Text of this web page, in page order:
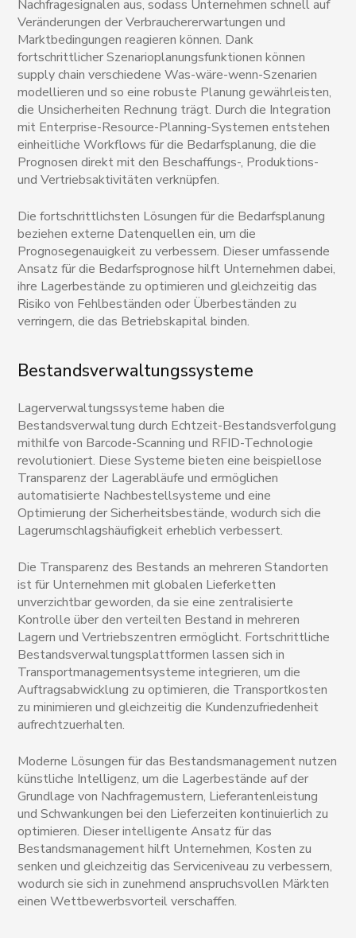
Nachfragesignalen aus, sodass Unternehmen schnell auf
Veränderungen der Verbrauchererwartungen und
Marktbedingungen reagieren können. Dank
fortschrittlicher Szenarioplanungsfunktionen können
supply chain verschiedene Was-wäre-wenn-Szenarien
modellieren und so eine robuste Planung gewährleisten,
die Unsicherheiten Rechnung trägt. Durch die Integration
mit Enterprise-Resource-Planning-Systemen entstehen
einheitliche Workflows für die Bedarfsplanung, die die
Prognosen direkt mit den Beschaffungs-, Produktions-
und Vertriebsaktivitäten verknüpfen.
Die fortschrittlichsten Lösungen für die Bedarfsplanung
beziehen externe Datenquellen ein, um die
Prognosegenauigkeit zu verbessern. Dieser umfassende
Ansatz für die Bedarfsprognose hilft Unternehmen dabei,
ihre Lagerbestände zu optimieren und gleichzeitig das
Risiko von Fehlbeständen oder Überbeständen zu
verringern, die das Betriebskapital binden.
Bestandsverwaltungssysteme
Lagerverwaltungssysteme haben die
Bestandsverwaltung durch Echtzeit-Bestandsverfolgung
mithilfe von Barcode-Scanning und RFID-Technologie
revolutioniert. Diese Systeme bieten eine beispiellose
Transparenz der Lagerabläufe und ermöglichen
automatisierte Nachbestellsysteme und eine
Optimierung der Sicherheitsbestände, wodurch sich die
Lagerumschlagshäufigkeit erheblich verbessert.
Die Transparenz des Bestands an mehreren Standorten
ist für Unternehmen mit globalen Lieferketten
unverzichtbar geworden, da sie eine zentralisierte
Kontrolle über den verteilten Bestand in mehreren
Lagern und Vertriebszentren ermöglicht. Fortschrittliche
Bestandsverwaltungsplattformen lassen sich in
Transportmanagementsysteme integrieren, um die
Auftragsabwicklung zu optimieren, die Transportkosten
zu minimieren und gleichzeitig die Kundenzufriedenheit
aufrechtzuerhalten.
Moderne Lösungen für das Bestandsmanagement nutzen
künstliche Intelligenz, um die Lagerbestände auf der
Grundlage von Nachfragemustern, Lieferantenleistung
und Schwankungen bei den Lieferzeiten kontinuierlich zu
optimieren. Dieser intelligente Ansatz für das
Bestandsmanagement hilft Unternehmen, Kosten zu
senken und gleichzeitig das Serviceniveau zu verbessern,
wodurch sie sich in zunehmend anspruchsvollen Märkten
einen Wettbewerbsvorteil verschaffen.